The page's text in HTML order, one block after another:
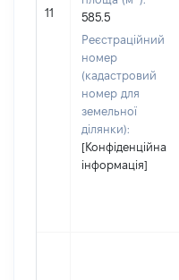
11
585.5
Реєстраційний
номер
(кадастровий
номер для
земельної
ділянки):
[Конфіденційна
інформація]